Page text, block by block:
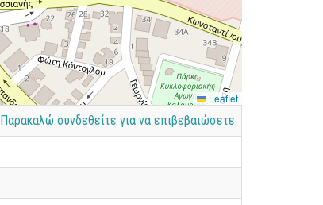
Leaflet
Παρακαλώ συνδεθείτε για να επιβεβαιώσετε